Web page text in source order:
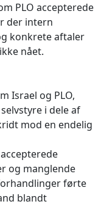
PLO accepterede
der intern
konkrete aftaler
nået.
Israel og PLO,
i dele af
mod en endelig
accepterede
og manglende
førte
blandt